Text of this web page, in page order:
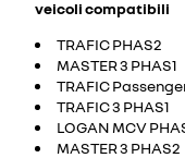
veicoli compatibili
TRAFIC PHAS2
MASTER 3 PHAS1
TRAFIC
TRAFIC 3 PHAS1
LOGAN MCV
MASTER 3 PHAS2